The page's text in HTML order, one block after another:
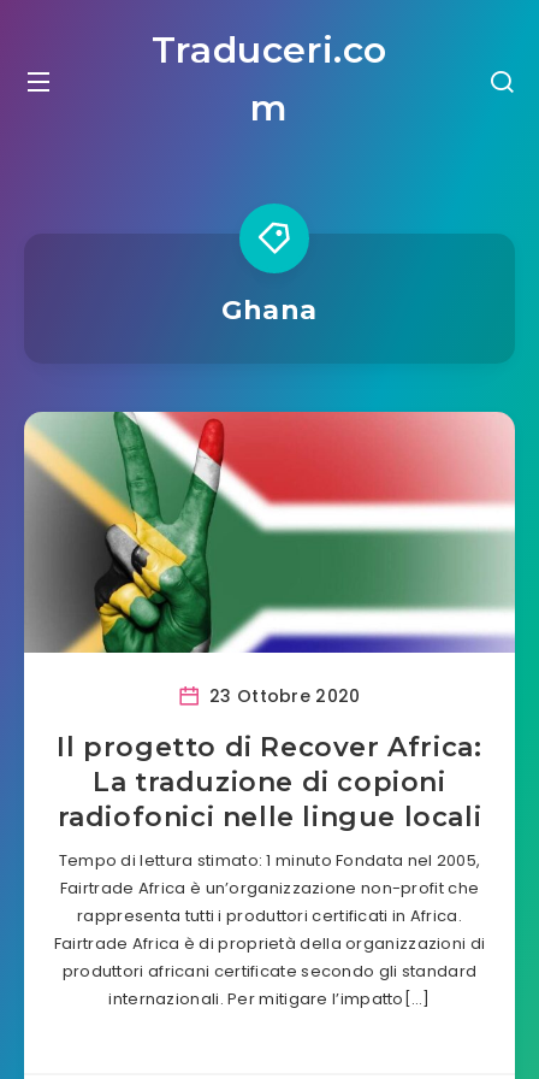
Traduceri.co
m
Ghana
23 Ottobre 2020
Il progetto di Recover Africa:
La traduzione di copioni
radiofonici nelle lingue locali
Tempo di lettura stimato: 1 minuto Fondata nel 2005,
Fairtrade Africa è un’organizzazione non-profit che
rappresenta tutti i produttori certificati in Africa.
Fairtrade Africa è di proprietà della organizzazioni di
produttori africani certificate secondo gli standard
internazionali. Per mitigare l’impatto[…]